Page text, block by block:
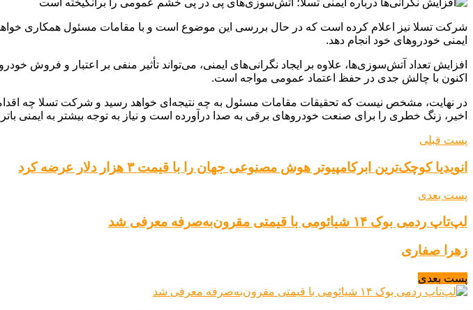
شرکت تسلا نیز اعلام کرده است که در حال بررسی این موضوع است و با مقامات مسئول همکاری خواهد
ایمنی خودروهای خود انجام دهد.
افزایش تعداد آتش‌سوزی‌ها، علاوه بر ایجاد نگرانی‌های ایمنی، می‌تواند تأثیر منفی بر اعتبار و
اکنون با چالش جدی در حفظ اعتماد عمومی مواجه است.
در نهایت، مشخص نیست که تحقیقات مقامات مسئول به چه نتیجه‌ای خواهد رسید و شرکت تسلا چه
اخیر، زنگ خطری را برای صنعت خودروهای برقی به صدا درآورده است و نیاز به توجه بیشتر به ایمنی
پست قبلی
انویدیا کوچک‌ترین ابرکامپیوتر هوش مصنوعی جهان را با قیمت ۳ هزار دلار عرضه کرد
پست بعدی
لپ‌تاپ ردمی بوک ۱۴ شیائومی با قیمتی مقرون‌به‌صرفه معرفی شد
زهرا صفاری
پست بعدی